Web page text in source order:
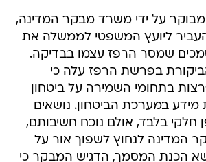
מבוקר על ידי משרד מבקר המדינה,
ליועץ המשפטי לממשלה את
שמסר הרפז עצמו בבדיקה.
בפרשת הרפז עלה כי
בתחומי השמירה על ביטחון
במערכת הביטחון. נושאים
חלקי בלבד, אולם נוכח חשיבותם,
המדינה לנחוץ לשפוך אור על
הכנת המסמך, הדגיש המבקר כי